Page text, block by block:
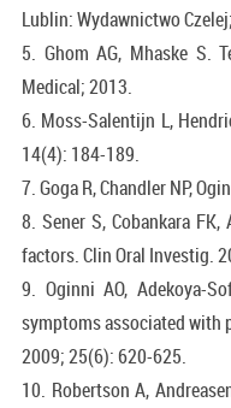
Lublin: Wydawnictwo
5. Ghom AG, Mhaske S.
Medical; 2013.
6. Moss-Salentijn L,
14(4): 184-189.
7. Goga R, Chandler NP,
8. Sener S, Cobankara
factors. Clin Oral Investig.
9. Oginni AO, Adekoya-
symptoms associated with
2009; 25(6): 620-625.
10. Robertson A,